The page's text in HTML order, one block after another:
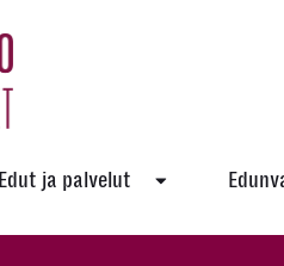
Edut ja palvelut